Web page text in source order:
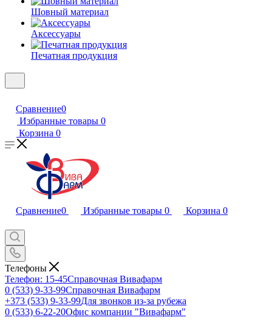
Шовный материал
Аксессуары
Печатная продукция
Сравнение0
Избранные товары 0
Корзина 0
Сравнение0 Избранные товары 0 Корзина 0
Телефоны
Телефон: 15-45Справочная Вивафарм
0 (533) 9-33-99Справочная Вивафарм
+373 (533) 9-33-99Для звонков из-за рубежа
0 (533) 6-22-20Офис компании "Вивафарм"